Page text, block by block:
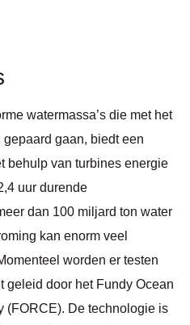
watermassa’s die met het
gaan, biedt een
behulp van turbines energie
uur durende
dan 100 miljard ton water
kan enorm veel
worden er testen
geleid door het Fundy Ocean
(FORCE). De technologie is